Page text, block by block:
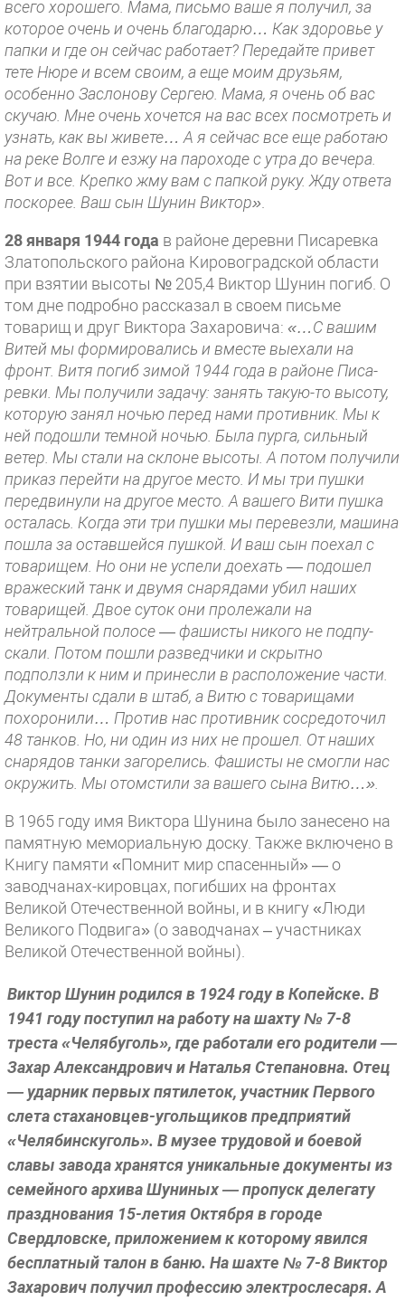
всего хорошего. Мама, письмо ваше я получил, за
которое очень и очень благодарю… Как здоровье у
папки и где он сейчас работает? Передайте привет
тете Нюре и всем своим, а еще моим друзьям,
особенно За­слонову Сергею. Мама, я очень об вас
скучаю. Мне очень хочется на вас всех посмотреть и
узнать, как вы живете… А я сейчас все еще ра­ботаю
на реке Волге и езжу на па­роходе с утра до вечера.
Вот и все. Крепко жму вам с папкой руку. Жду ответа
поскорее. Ваш сын Шунин Виктор»
28 января 1944 года в районе деревни Писаревка
Златопольско­го района Кировоградской области
при взятии высоты № 205,4 Виктор Шунин погиб. О
том дне подробно рассказал в своем письме
товарищ и друг Виктора Захаровича: «…С ва­шим
Витей мы формировались и вместе выехали на
фронт. Витя по­гиб зимой 1944 года в районе Писа­
ревки. Мы получили задачу: занять такую-то высоту,
которую занял но­чью перед нами противник. Мы к
ней подошли темной ночью. Была пурга, сильный
ветер. Мы стали на склоне высоты. А потом получили
приказ перейти на другое место. И мы три пушки
передвинули на другое ме­сто. А вашего Вити пушка
осталась. Когда эти три пушки мы перевезли, машина
пошла за оставшейся пуш­кой. И ваш сын поехал с
товарищем. Но они не успели доехать — подошел
вражеский танк и двумя снарядами убил наших
товарищей. Двое суток они пролежали на
нейтральной по­лосе — фашисты никого не подпу­
скали. Потом пошли разведчики и скрытно
подползли к ним и принесли в расположение части.
Документы сдали в штаб, а Витю с товарищами
похоронили… Против нас противник сосредоточил
48 танков. Но, ни один из них не прошел. От наших
снаря­дов танки загорелись. Фашисты не смогли нас
окружить. Мы отомстили за вашего сына Витю…».
В 1965 году имя Виктора Шунина было занесено на
памятную мемо­риальную доску. Также включено в
Книгу памяти «Помнит мир спасен­ный» — о
заводчанах-кировцах, по­гибших на фронтах
Великой Отече­ственной войны, и в книгу «Люди
Великого Подвига» (о заводчанах – участниках
Великой Отечествен­ной войны).
Виктор Шунин родился в 1924 году в Копейске. В
1941 году посту­пил на работу на шахту № 7-8
треста «Челябуголь», где работали его родители —
Захар Александрович и Наталья Степановна. Отец
— ударник первых пятилеток, участник Первого
слета стаханов­цев-угольщиков предприятий
«Челябинскуголь». В музее трудовой и боевой
славы завода хранятся уникальные документы из
семей­ного архива Шуниных — пропуск делегату
празднования 15-летия Октября в городе
Свердловске, приложением к которому явился
бесплатный талон в баню. На шахте № 7-8 Виктор
Захарович полу­чил профессию электрослесаря. А